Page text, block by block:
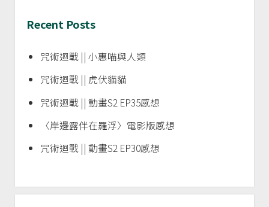
Recent Posts
咒術迴戰 || 小惠喵與人類
咒術迴戰 || 虎伏貓貓
咒術迴戰 || 動畫S2 EP35感想
〈岸邊露伴在羅浮〉電影版感想
咒術迴戰 || 動畫S2 EP30感想